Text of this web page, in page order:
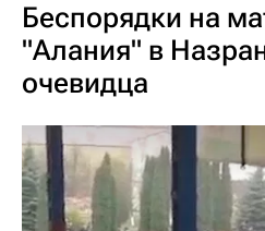
Беспорядки на
"Алания" в
очевидца